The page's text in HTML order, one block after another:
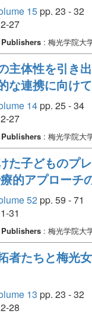
15pp. 23 - 32
27
Publishers: 梅光学院大
主体性を引き
な連携に向けて
14pp. 25 - 34
27
Publishers: 梅光学院大
た子どものプ
的アプローチ
52pp. 59 - 71
31
Publishers: 梅光学院大
者たちと梅光
13 pp. 23 - 32
28